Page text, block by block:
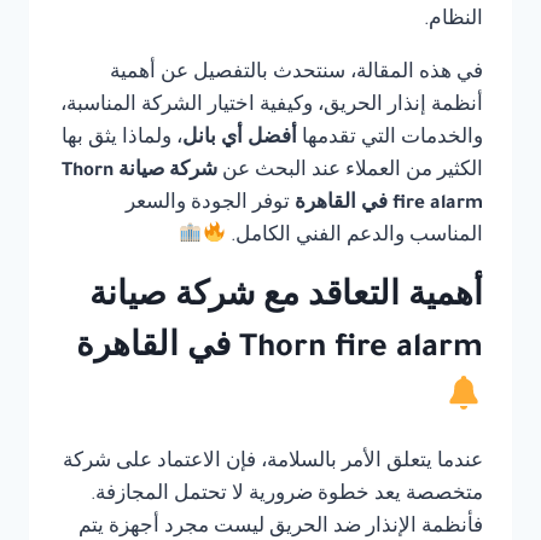
النظام.
في هذه المقالة، سنتحدث بالتفصيل عن أهمية
أنظمة إنذار الحريق، وكيفية اختيار الشركة المناسبة،
والخدمات التي تقدمها أفضل أي بانل، ولماذا يثق بها
الكثير من العملاء عند البحث عن
شركة صيانة Thorn
fire alarm في القاهرة
توفر الجودة والسعر
المناسب والدعم الفني الكامل.
أهمية التعاقد مع شركة صيانة
Thorn fire alarm في القاهرة
عندما يتعلق الأمر بالسلامة، فإن الاعتماد على شركة
متخصصة يعد خطوة ضرورية لا تحتمل المجازفة.
فأنظمة الإنذار ضد الحريق ليست مجرد أجهزة يتم